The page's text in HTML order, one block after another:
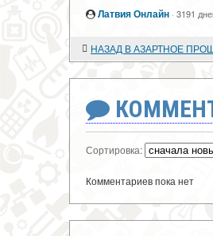
Латвия Онлайн · 3191
НАЗАД В АЗАРТНОЕ
Сортировка:
Комментариев пока нет